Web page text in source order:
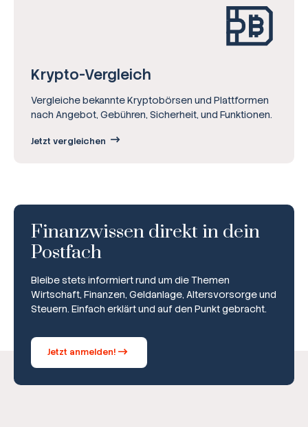
Krypto-Vergleich
Vergleiche bekannte Kryptobörsen und Plattformen
nach Angebot, Gebühren, Sicherheit, und Funktionen.
Jetzt vergleichen
Finanzwissen direkt in dein
Postfach
Bleibe stets informiert rund um die Themen
Wirtschaft, Finanzen, Geldanlage, Altersvorsorge und
Steuern. Einfach erklärt und auf den Punkt gebracht.
Jetzt anmelden!